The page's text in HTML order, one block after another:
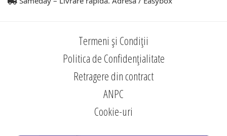
Termeni și Condiții
Politica de Confidențialitate
Retragere din contract
ANPC
Cookie-uri